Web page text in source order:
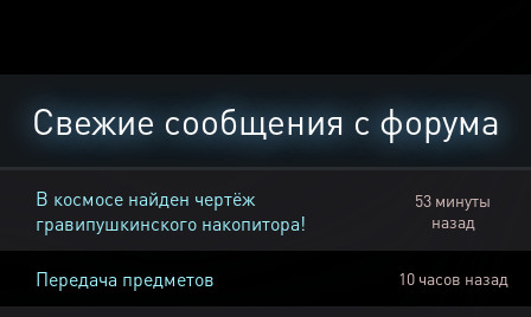
Свежие сообщения с форума
В космосе найден чертёж
гравипушкинского накопитора!
53 минуты
назад
Передача предметов 10 часов назад